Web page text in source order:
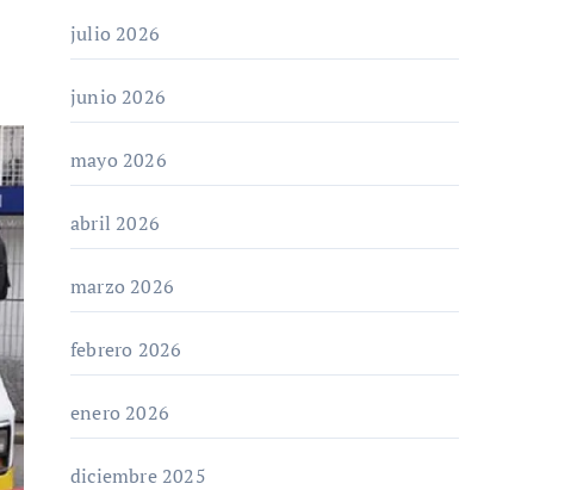
julio 2026
junio 2026
mayo 2026
abril 2026
marzo 2026
febrero 2026
enero 2026
diciembre 2025